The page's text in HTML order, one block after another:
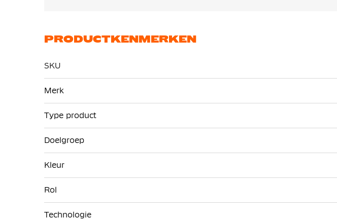
PRODUCTKENMERKEN
SKU
informatie
Merk
Type product
Doelgroep
Kleur
Rol
Technologie